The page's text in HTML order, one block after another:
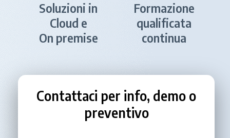
Soluzioni in
Cloud e
On premise
Formazione
qualificata
continua
Contattaci per info, demo o
preventivo